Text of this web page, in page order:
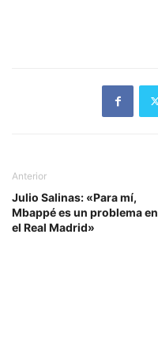
Anterior
Julio Salinas: «Para mí,
Mbappé es un problema en
el Real Madrid»